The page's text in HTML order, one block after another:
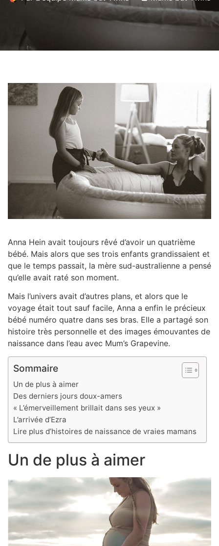
Anna Hein avait toujours rêvé d’avoir un quatrième
bébé. Mais alors que ses trois enfants grandissaient et
que le temps passait, la mère sud-australienne a pensé
qu’elle avait raté son moment.
Mais l’univers avait d’autres plans, et alors que le
voyage était tout sauf facile, Anna a enfin le précieux
bébé numéro quatre dans ses bras. Elle a partagé son
histoire très personnelle et des images émouvantes de
naissance dans l’eau avec Mum’s Grapevine.
Sommaire
Un de plus à aimer
Des derniers jours doux-amers
« L’émerveillement brillait dans ses yeux »
L’arrivée d’Ezra
Lire plus d’histoires de naissance de vraies mamans
Un de plus à aimer